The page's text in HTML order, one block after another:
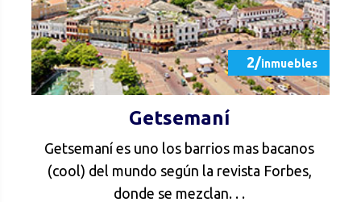
2/inmuebles
Getsemaní
Getsemaní es uno los barrios mas bacanos
(cool) del mundo según la revista Forbes,
donde se mezclan. . .